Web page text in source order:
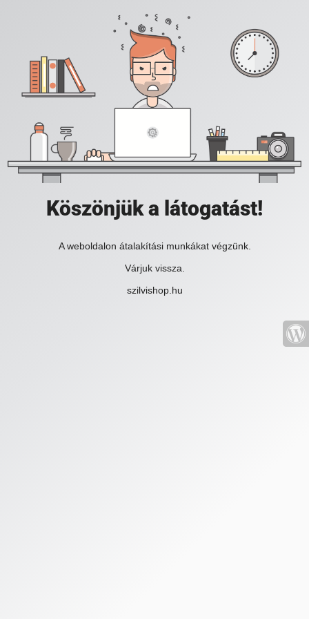
Köszönjük a látogatást!
A weboldalon átalakítási munkákat végzünk.
Várjuk vissza.
szilvishop.hu